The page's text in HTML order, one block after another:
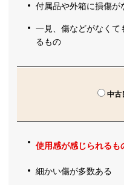
付属品や外箱に損傷が
一見、傷などがなくて
るもの
中古
使用感が感じられるも
細かい傷が多数ある